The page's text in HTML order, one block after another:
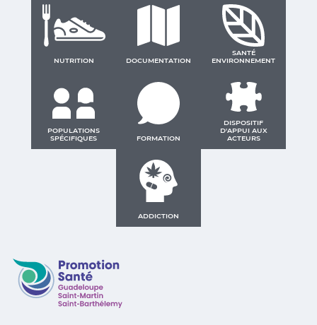
NUTRITION DOCUMENTATION
SANTÉ
ENVIRONNEMENT
POPULATIONS
SPÉCIFIQUES
FORMATION
DISPOSITIF
D'APPUI AUX
ACTEURS
ADDICTION
Promotion Santé Guadeloupe, Saint-Martin, Saint